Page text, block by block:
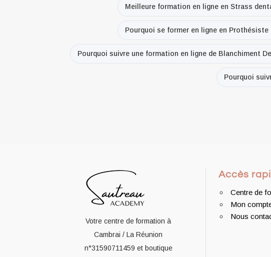
Meilleure formation en ligne en Strass
Pourquoi se former en ligne en Prothésiste
Pourquoi suivre une formation en ligne de Blanchiment
Pourquoi
Votre centre de formation à
Cambrai / La Réunion
n°31590711459 et boutique
Accès
Centre de
Mon
Nous